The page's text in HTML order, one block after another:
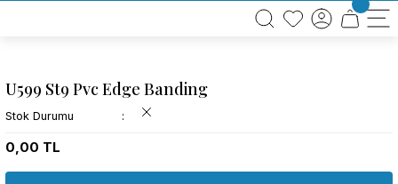
BÜTÜN ALIŞVERİŞLERİNİZDE KARGO BEDAVA!
TÜRKİYE GENELİNDE 10.000 MÜŞTERİ REFERANSI
U599 St9 Pvc Edge Banding
Stok Durumu
0,00 TL